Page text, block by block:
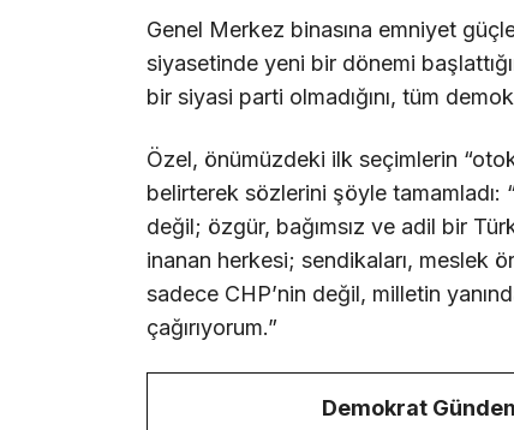
Genel Merkez binasına emniyet
siyasetinde yeni bir dönemi
bir siyasi parti olmadığını, tüm
Özel, önümüzdeki ilk seçimlerin
belirterek sözlerini şöyle
değil; özgür, bağımsız ve adil bir
inanan herkesi; sendikaları, meslek
sadece CHP’nin değil, milletin
çağırıyorum.”
Demokrat